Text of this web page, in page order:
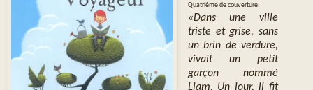
Quatrième de couverture:
«Dans une ville
triste et grise, sans
un brin de verdure,
vivait un petit
garçon nommé
Liam. Un jour, il fit